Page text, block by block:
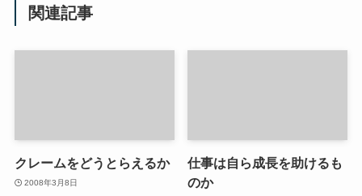
関連記事
クレームをどうとらえるか
2008年3月8日
仕事は自ら成長を助けるも
のか